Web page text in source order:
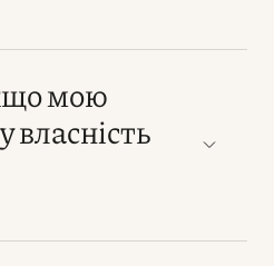
мою
власність